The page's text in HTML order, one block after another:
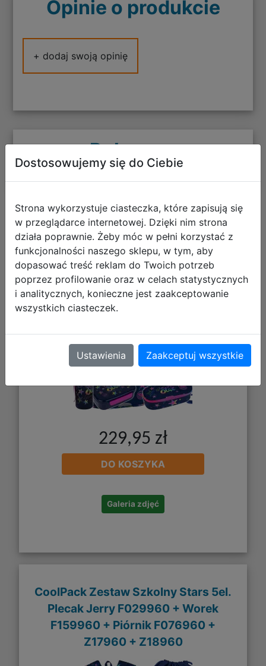
Opinie o produkcie
+ dodaj swoją opinię
Polecane
CoolPack Zestaw Szkolny Stars 5el.
Plecak Jerry F029960 + Worek
F159960 + Piórnik F062960 +
Z17960 + Z18960
229,95 zł
DO KOSZYKA
Galeria zdjęć
CoolPack Zestaw Szkolny Stars 5el.
Plecak Jerry F029960 + Worek
F159960 + Piórnik F076960 +
Z17960 + Z18960
Dostosowujemy się do Ciebie
Strona wykorzystuje ciasteczka, które zapisują się
w przeglądarce internetowej. Dzięki nim strona
działa poprawnie. Żeby móc w pełni korzystać z
funkcjonalności naszego sklepu, w tym, aby
dopasować treść reklam do Twoich potrzeb
poprzez profilowanie oraz w celach statystycznych
i analitycznych, konieczne jest zaakceptowanie
wszystkich ciasteczek.
Ustawienia Zaakceptuj wszystkie